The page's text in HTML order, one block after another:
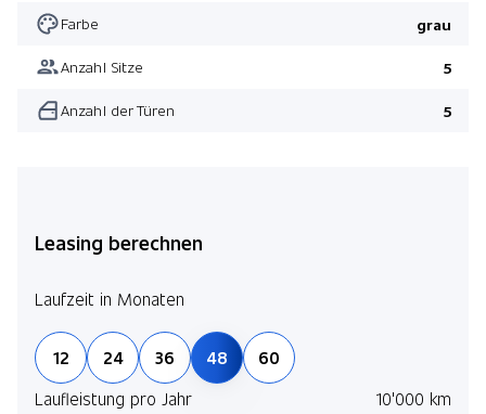
Farbe grau
Anzahl Sitze 5
Anzahl der Türen 5
Leasing berechnen
Laufzeit in Monaten
12 24 36 48
60
Laufleistung pro Jahr
10'000 km